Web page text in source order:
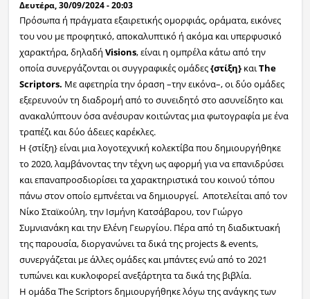
Δευτέρα, 30/09/2024 - 20:03
Πρόσωπα ή πράγματα εξαιρετικής ομορφιάς, οράματα, εικόνες
του νου με προφητικό, αποκαλυπτικό ή ακόμα και υπερφυσικό
χαρακτήρα, δηλαδή Visions, είναι η ομπρέλα κάτω από την
οποία συνεργάζονται οι συγγραφικές ομάδες{στίξη}καιThe
Scriptors. Με αφετηρία την όραση –την εικόνα–, οι δύο ομάδες
εξερευνούν τη διαδρομή από το συνειδητό στο ασυνείδητο και
ανακαλύπτουν όσα ανέσυραν κοιτώντας μια φωτογραφία με ένα
τραπέζι και δύο άδειες καρέκλες.
Η {στίξη} είναι μια λογοτεχνική κολεκτίβα που δημιουργήθηκε
το 2020, λαμβάνοντας την τέχνη ως αφορμή για να επανιδρύσει
και επαναπροσδιορίσει τα χαρακτηριστικά του κοινού τόπου
πάνω στον οποίο εμπνέεται να δημιουργεί. Αποτελείται από τον
Νίκο Σταϊκούλη, την Ισμήνη Κατσάβαρου, τον Γιώργο
Συμνιανάκη και την Ελένη Γεωργίου. Πέρα από τη διαδικτυακή
της παρουσία, διοργανώνει τα δικά της projects & events,
συνεργάζεται με άλλες ομάδες και μπάντες ενώ από το 2021
τυπώνει και κυκλοφορεί ανεξάρτητα τα δικά της βιβλία.
Η ομάδα The Scriptors δημιουργήθηκε λόγω της ανάγκης των